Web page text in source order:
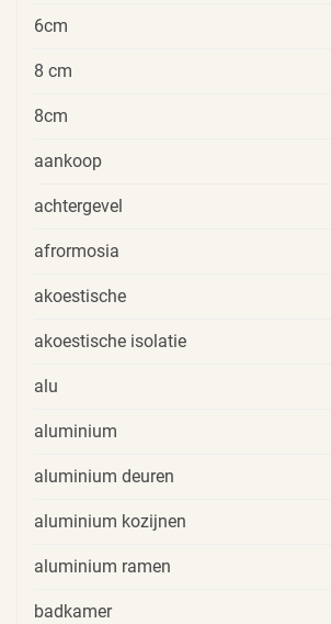
6cm
8 cm
8cm
aankoop
achtergevel
afrormosia
akoestische
akoestische isolatie
alu
aluminium
aluminium deuren
aluminium kozijnen
aluminium ramen
badkamer